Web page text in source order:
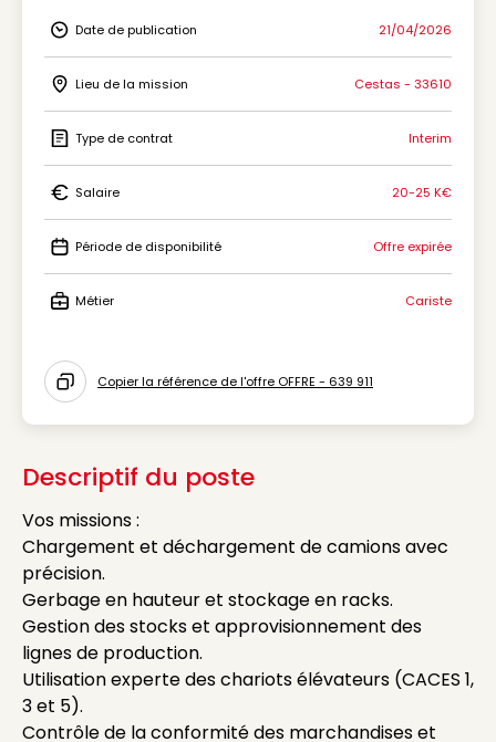
Icon Date de publication
Date de publication 21/04/2026
Icon Lieu de la mission
Lieu de la mission Cestas - 33610
Icon Type de contrat
Type de contrat Interim
Icon Salaire
Salaire 20-25 K€
Icon Période de disponibilité
Période de disponibilité Offre expirée
Métier Cariste
Icon copy to clipboard
Copier la référence de l'offre OFFRE - 639 911
Descriptif du poste
Vos missions :
Chargement et déchargement de camions avec
précision.
Gerbage en hauteur et stockage en racks.
Gestion des stocks et approvisionnement des
lignes de production.
Utilisation experte des chariots élévateurs (CACES 1,
3 et 5).
Contrôle de la conformité des marchandises et